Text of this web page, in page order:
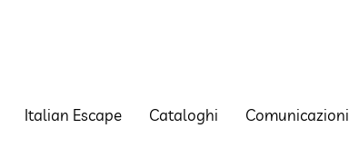
Italian Escape Cataloghi Comunicazioni